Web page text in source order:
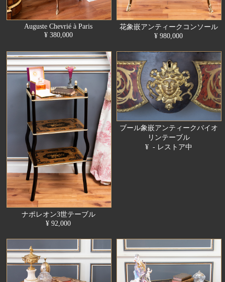
Auguste Chevrié à Paris
¥ 380,000
花象嵌アンティークコンソール
¥ 980,000
ナポレオン3世テーブル
¥ 92,000
ブール象嵌アンティークバイオ
リンテーブル
¥ - レストア中